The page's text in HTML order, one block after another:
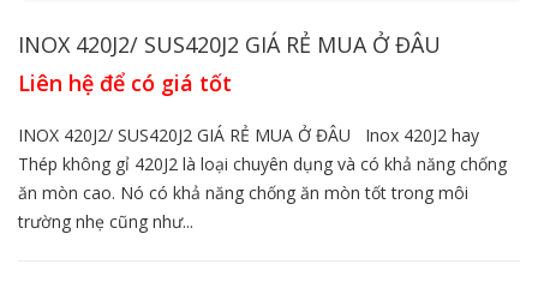
INOX 420J2/ SUS420J2 GIÁ RẺ MUA Ở ĐÂU
Liên hệ để có giá tốt
INOX 420J2/ SUS420J2 GIÁ RẺ MUA Ở ĐÂU Inox 420J2 hay
Thép không gỉ 420J2 là loại chuyên dụng và có khả năng chống
ăn mòn cao. Nó có khả năng chống ăn mòn tốt trong môi
trường nhẹ cũng như...